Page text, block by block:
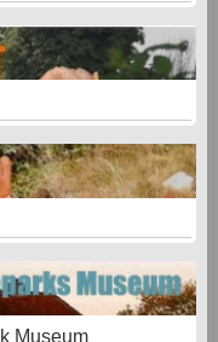
Museum